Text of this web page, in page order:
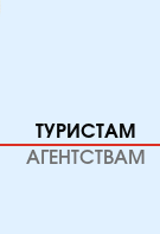
ТУРИСТАМ
АГЕНТСТВАМ